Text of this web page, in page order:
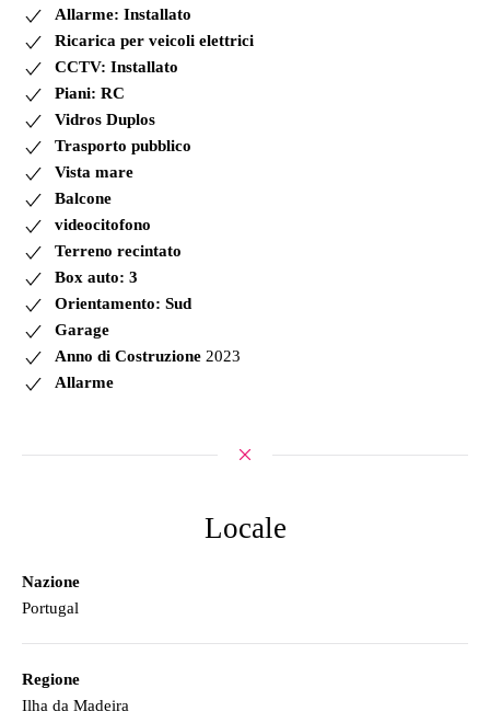
Allarme: Installato
Ricarica per veicoli elettrici
CCTV: Installato
Piani: RC
Vidros Duplos
Trasporto pubblico
Vista mare
Balcone
videocitofono
Terreno recintato
Box auto: 3
Orientamento: Sud
Garage
Anno di Costruzione 2023
Allarme
Locale
Nazione
Portugal
Regione
Ilha da Madeira